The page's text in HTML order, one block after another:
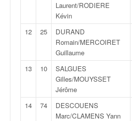
Laurent/RODIERE
Kévin
12 25
DURAND
Romain/MERCOIRET
Guillaume
13 10
SALGUES
Gilles/MOUYSSET
Jérôme
14 74
DESCOUENS
Marc/CLAMENS Yann